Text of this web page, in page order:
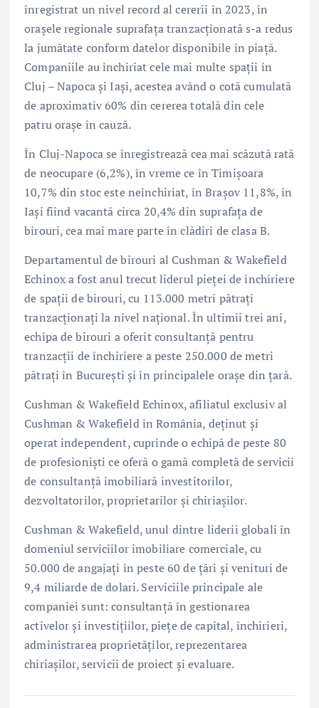
înregistrat un nivel record al cererii în 2023, în
orașele regionale suprafața tranzacționată s-a redus
la jumătate conform datelor disponibile în piață.
Companiile au închiriat cele mai multe spații în
Cluj – Napoca și Iași, acestea având o cotă cumulată
de aproximativ 60% din cererea totală din cele
patru orașe în cauză.
În Cluj-Napoca se înregistrează cea mai scăzută rată
de neocupare (6,2%), în vreme ce în Timișoara
10,7% din stoc este neînchiriat, în Brașov 11,8%, în
Iași fiind vacantă circa 20,4% din suprafața de
birouri, cea mai mare parte în clădiri de clasa B.
Departamentul de birouri al Cushman & Wakefield
Echinox a fost anul trecut liderul pieței de închiriere
de spații de birouri, cu 113.000 metri pătrați
tranzacționați la nivel național. În ultimii trei ani,
echipa de birouri a oferit consultanță pentru
tranzacții de închiriere a peste 250.000 de metri
pătrați în București și în principalele orașe din țară.
Cushman & Wakefield Echinox, afiliatul exclusiv al
Cushman & Wakefield în România, deținut și
operat independent, cuprinde o echipă de peste 80
de profesioniști ce oferă o gamă completă de servicii
de consultanţă imobiliară investitorilor,
dezvoltatorilor, proprietarilor și chiriașilor.
Cushman & Wakefield, unul dintre liderii globali în
domeniul serviciilor imobiliare comerciale, cu
50.000 de angajați în peste 60 de țări și venituri de
9,4 miliarde de dolari. Serviciile principale ale
companiei sunt: consultanță în gestionarea
activelor şi investițiilor, piețe de capital, închirieri,
administrarea proprietăților, reprezentarea
chiriașilor, servicii de proiect și evaluare.